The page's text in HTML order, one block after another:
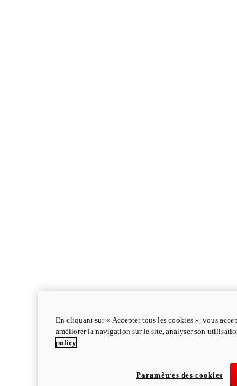
En cliquant sur « Accepter tous les cookies », vous
améliorer la navigation sur le site, analyser son
policy
Paramètres des cookies